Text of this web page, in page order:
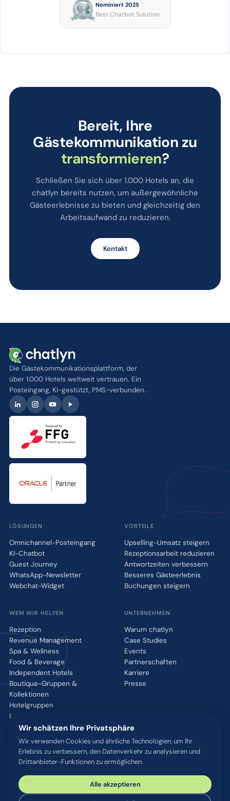
Nominiert 2025
Best Chatbot Solution
Bereit, Ihre
Gästekommunikation zu
transformieren?
Schließen Sie sich über 1.000 Hotels an, die
chatlyn bereits nutzen, um außergewöhnliche
Gästeerlebnisse zu bieten und gleichzeitig den
Arbeitsaufwand zu reduzieren.
Kontakt
Die Gästekommunikationsplattform, der
über 1.000 Hotels weltweit vertrauen. Ein
Posteingang, KI-gestützt, PMS-verbunden.
LÖSUNGEN
Omnichannel-Posteingang
KI-Chatbot
Guest Journey
WhatsApp-Newsletter
Webchat-Widget
VORTEILE
Upselling-Umsatz steigern
Rezeptionsarbeit reduzieren
Antwortzeiten verbessern
Besseres Gästeerlebnis
Buchungen steigern
WEM WIR HELFEN
Rezeption
Revenue Management
Spa & Wellness
Food & Beverage
Independent Hotels
Boutique-Gruppen &
Kollektionen
Hotelgruppen
Luxusmarken
UNTERNEHMEN
Warum chatlyn
Case Studies
Events
Partnerschaften
Karriere
Presse
RESSOURCEN
Integrationen
Glossar
WhatsApp QR-Tool
Wir schätzen Ihre Privatsphäre
Wir verwenden Cookies und ähnliche Technologien, um Ihr
Erlebnis zu verbessern, den Datenverkehr zu analysieren und
Drittanbieter-Funktionen zu ermöglichen.
Alle akzeptieren